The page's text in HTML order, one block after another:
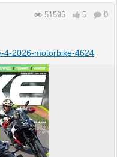
51595 5 0
4-2026-motorbike-4624